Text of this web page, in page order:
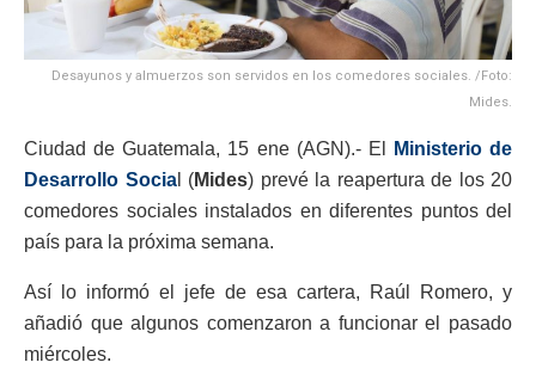
Desayunos y almuerzos son servidos en los comedores sociales. /Foto:
Mides.
Ciudad de Guatemala, 15 ene (AGN).- El
Ministerio de
Desarrollo Social (Mides) prevé la reapertura de los 20
comedores sociales instalados en diferentes puntos del
país para la próxima semana.
Así lo informó el jefe de esa cartera, Raúl Romero, y
añadió que algunos comenzaron a funcionar el pasado
miércoles.